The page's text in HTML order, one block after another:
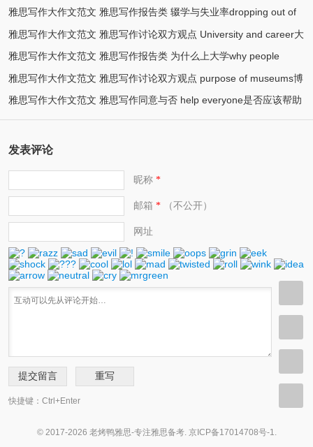
民族语言(2)
雅思写作大作文范文 雅思写作报告类 辍学与失业率dropping out of
school(2)
雅思写作大作文范文 雅思写作讨论双方观点 University and career大
学与就业(2)
雅思写作大作文范文 雅思写作报告类 为什么上大学why people
attend universities(2)
雅思写作大作文范文 雅思写作讨论双方观点 purpose of museums博
物馆目的(2)
雅思写作大作文范文 雅思写作同意与否 help everyone是否应该帮助
(2)
发表评论
昵称*
邮箱 *（不公开）
网址
快捷键：Ctrl+Enter
© 2017-2026 老烤鸭雅思-专注雅思备考. 京ICP备17014708号-1